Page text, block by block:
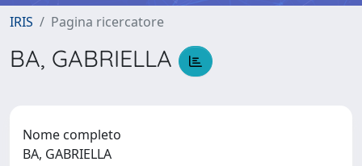
IRIS Pagina ricercatore
BA, GABRIELLA
Nome completo
BA, GABRIELLA